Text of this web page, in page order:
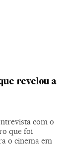
revelou a
com o
que foi
o cinema em